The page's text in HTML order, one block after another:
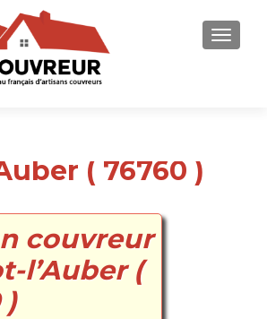
( 76760 )
couvreur
l’Auber (
)